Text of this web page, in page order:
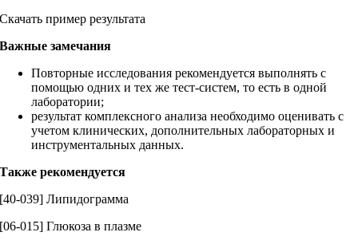
Скачать пример результата
Важные замечания
Повторные исследования рекомендуется выполнять с
помощью одних и тех же тест-систем, то есть в одной
лаборатории;
результат комплексного анализа необходимо оценивать с
учетом клинических, дополнительных лабораторных и
инструментальных данных.
Также рекомендуется
[40-039] Липидограмма
[06-015] Глюкоза в плазме